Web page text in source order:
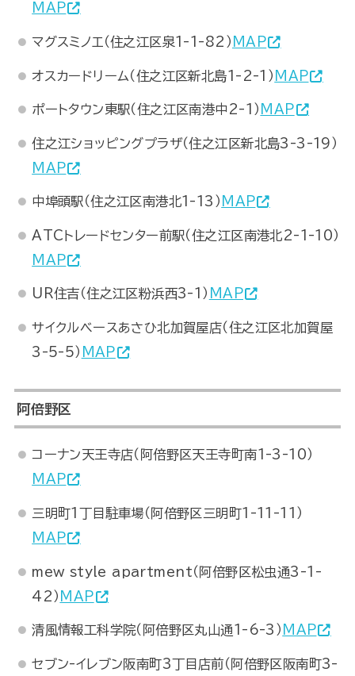
MAP
マグスミノエ（住之江区泉1-1-82） MAP
オスカードリーム（住之江区新北島1-2-1） MAP
ポートタウン東駅（住之江区南港中2-1） MAP
住之江ショッピングプラザ（住之江区新北島3-3-19）
MAP
中埠頭駅（住之江区南港北1-13） MAP
ATCトレードセンター前駅（住之江区南港北2-1-10）
MAP
UR住吉（住之江区粉浜西3-1） MAP
サイクルベースあさひ北加賀屋店（住之江区北加賀屋
3-5-5） MAP
阿倍野区
コーナン天王寺店（阿倍野区天王寺町南1-3-10）
MAP
三明町1丁目駐車場（阿倍野区三明町1-11-11）
MAP
mew style apartment（阿倍野区松虫通3-1-
42） MAP
清風情報工科学院（阿倍野区丸山通1-6-3） MAP
セブン-イレブン阪南町3丁目店前（阿倍野区阪南町3-